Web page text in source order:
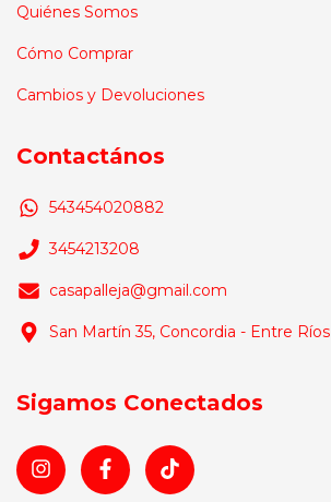
Quiénes Somos
Cómo Comprar
Cambios y Devoluciones
Contactános
543454020882
3454213208
casapalleja@gmail.com
San Martín 35, Concordia - Entre Ríos
Sigamos Conectados